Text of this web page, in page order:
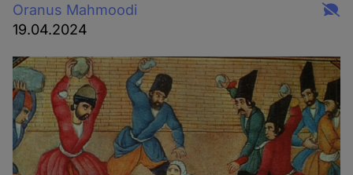
Oranus Mahmoodi
19.04.2024